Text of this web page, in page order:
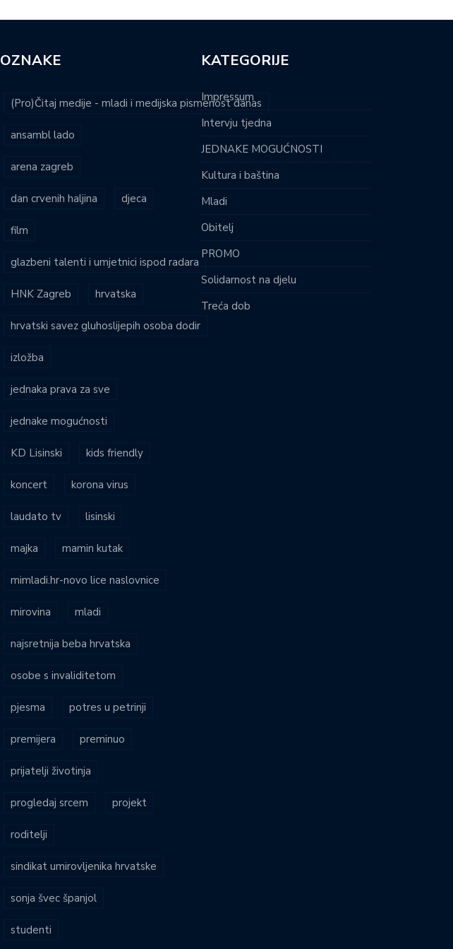
OZNAKE
(Pro)Čitaj medije - mladi i medijska pismenost danas
ansambl lado
arena zagreb
dan crvenih haljina djeca
film
glazbeni talenti i umjetnici ispod radara
HNK Zagreb hrvatska
hrvatski savez gluhoslijepih osoba dodir
izložba
jednaka prava za sve
jednake mogućnosti
KD Lisinski kids friendly
koncert korona virus
laudato tv lisinski
majka mamin kutak
mimladi.hr-novo lice naslovnice
mirovina mladi
najsretnija beba hrvatska
osobe s invaliditetom
pjesma potres u petrinji
premijera preminuo
prijatelji životinja
progledaj srcem projekt
roditelji
sindikat umirovljenika hrvatske
sonja švec španjol
studenti
KATEGORIJE
Impressum
Intervju tjedna
JEDNAKE MOGUĆNOSTI
Kultura i baština
Mladi
Obitelj
PROMO
Solidarnost na djelu
Treća dob